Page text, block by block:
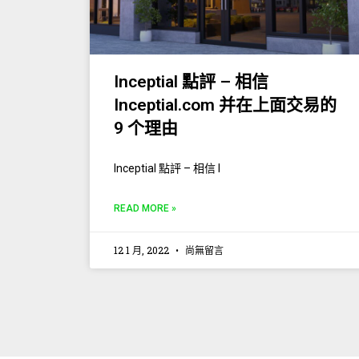
Inceptial 點評 – 相信
Inceptial.com 并在上面交易的
9 个理由
Inceptial 點評 – 相信 I
READ MORE »
12 1 月, 2022 尚無留言